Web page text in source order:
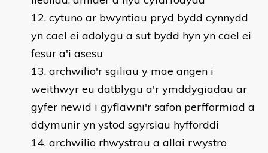
cytuno ar bwyntiau pryd bydd cynnydd
yn cael ei adolygu a sut bydd hyn yn cael ei
fesur a'i asesu
archwilio'r sgiliau y mae angen i
weithwyr eu datblygu a'r ymddygiadau ar
gyfer newid i gyflawni'r safon perfformiad a
ddymunir yn ystod sgyrsiau hyfforddi
archwilio rhwystrau a allai rwystro